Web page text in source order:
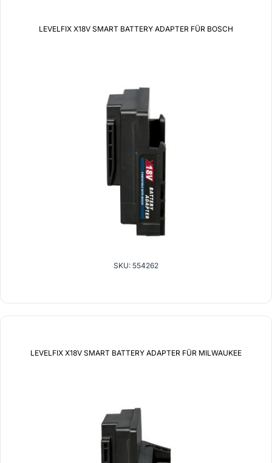
LEVELFIX X18V SMART BATTERY ADAPTER FÜR BOSCH
SKU: 554262
LEVELFIX X18V SMART BATTERY ADAPTER FÜR MILWAUKEE